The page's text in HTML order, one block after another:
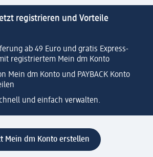
registrieren und Vorteile
ab 49 Euro und gratis Express-
registriertem Mein dm Konto
Mein dm Konto und PAYBACK Konto
und einfach verwalten.
Mein dm Konto erstellen